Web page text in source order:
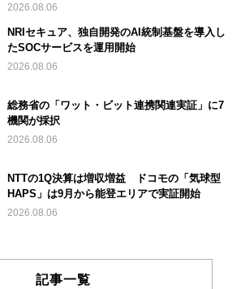
2026.08.06
NRIセキュア、独自開発のAI統制基盤を導入し
たSOCサービスを運用開始
2026.08.06
総務省の「ワット・ビット連携関連実証」に7
機関が採択
2026.08.06
NTTの1Q決算は増収増益 ドコモの「気球型
HAPS」は9月から能登エリアで実証開始
2026.08.06
記事一覧